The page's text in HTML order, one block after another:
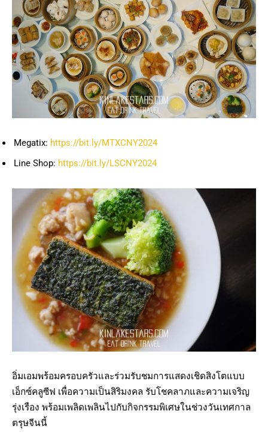
Megatix: https://bit.ly/MTXCNY2024
Line Shop: https://bit.ly/LSCNY2024
อิ่มเอมพร้อมครอบครัวและร่วมรับชมการแสดงเชิดสิงโตแบบ
เอ็กซ์คลูซีฟ เพื่อความเป็นสิริมงคล รับโชคลาภและความเจริญ
รุ่งเรือง พร้อมเพลิดเพลินไปกับกิจกรรมพิเศษในช่วงวันเทศกาล
ตรุษจีนนี้